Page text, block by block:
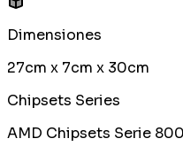
Dimensiones
27cm x 7cm x 30cm
Chipsets Series
AMD Chipsets Serie 800